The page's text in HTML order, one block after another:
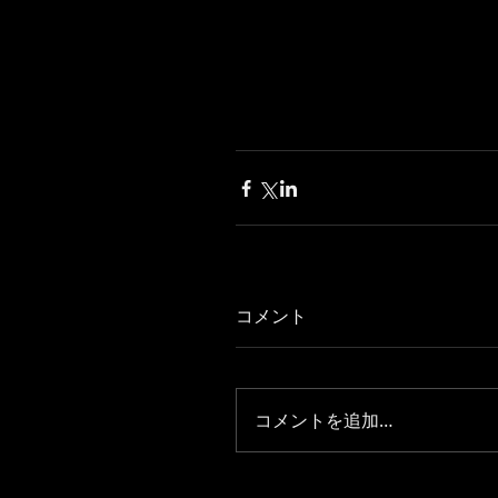
コメント
コメントを追加…